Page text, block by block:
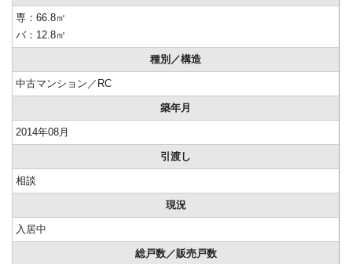
専：66.8㎡
バ：12.8㎡
種別／構造
中古マンション／RC
築年月
2014年08月
引渡し
相談
現況
入居中
総戸数／販売戸数